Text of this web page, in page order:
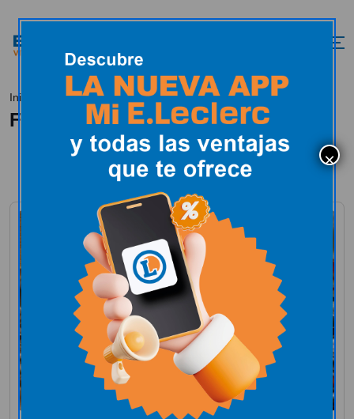
Inicio Actualidad Feria del libro
Feria del libro